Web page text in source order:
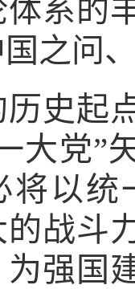
系的
之问
起点
大党”
将以统
战斗
强国